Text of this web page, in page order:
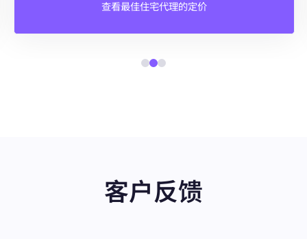
查看最佳住宅代理的定价
客户反馈